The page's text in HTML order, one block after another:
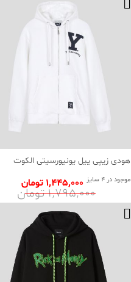
هودی زیپی ییل یونیورسیتی الکوت
موجود در 4 سایز
1٬795٬000 تومان
1٬445٬000 تومان